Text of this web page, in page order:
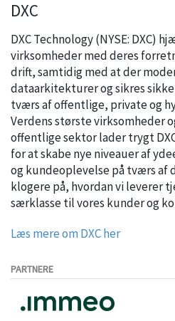
DXC
DXC Technology (NYSE: DXC)
virksomheder med deres
drift, samtidig med at der
dataarkitekturer og sikres
tværs af offentlige, private og
Verdens største virksomheder
offentlige sektor lader trygt
for at skabe nye niveauer af
og kundeoplevelse på tværs af
klogere på, hvordan vi leverer
særklasse til vores kunder og
Læs mere om DXC her
PARTNERE